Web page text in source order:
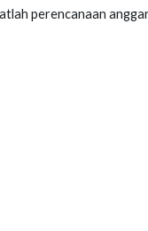
perencanaan